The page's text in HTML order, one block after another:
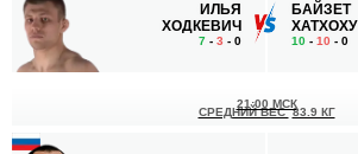
ИЛЬЯ
ХОДКЕВИЧ
7 - 3 - 0
БАЙЗЕТ
ХАТХОХУ
10 - 10 - 0
21:00 МСК
СРЕДНИЙ ВЕС 83.9 КГ